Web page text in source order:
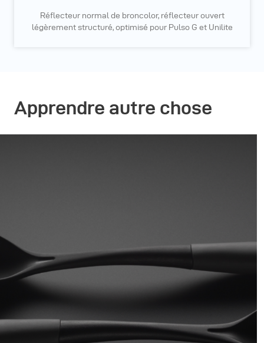
Réflecteur normal de broncolor, réflecteur ouvert
légèrement structuré, optimisé pour Pulso G et Unilite
Apprendre autre chose